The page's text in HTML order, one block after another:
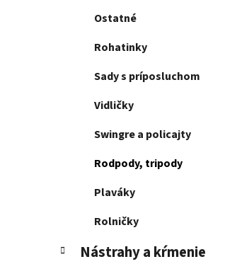
Ostatné
Rohatinky
Sady s príposluchom
Vidličky
Swingre a policajty
Rodpody, tripody
Plaváky
Rolničky
Nástrahy a kŕmenie